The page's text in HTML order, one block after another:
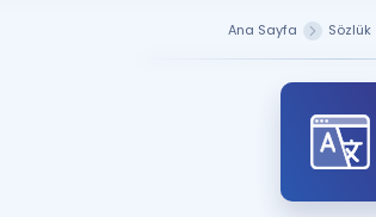
Ana Sayfa Sözlük